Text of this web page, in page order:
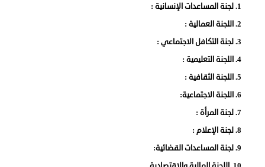
للمصريين
المعاملات
القنصلية
البعثة
1. لجنة المساعدات الإنسانية :
2. اللجنة العمالية :
3. لجنة التكافل الاجتماعي :
4. اللجنة التعليمية :
5. اللجنة الثقافية :
6. اللجنة الاجتماعية:
7. لجنة المرأة :
8. لجنة الإعلام :
9. لجنة المساعدات القضائية: